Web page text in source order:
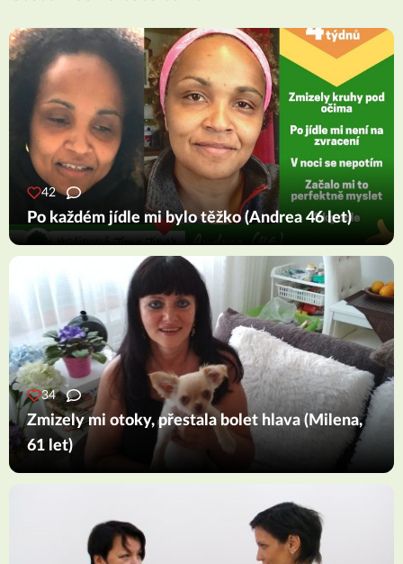
42
Po každém jídle mi bylo těžko (Andrea 46 let)
34
Zmizely mi otoky, přestala bolet hlava (Milena,
61 let)